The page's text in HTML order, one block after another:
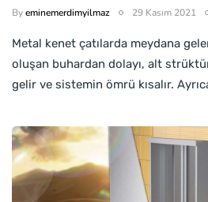
Byeminemerdimyilmaz 29 Kasım 2021
Metal kenet çatılarda meydana
oluşan buhardan dolayı, alt
gelir ve sistemin ömrü kısalır.